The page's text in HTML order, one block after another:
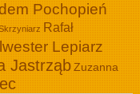
Pochopień
Rafał
Lepiarz
JastrząbZuzanna